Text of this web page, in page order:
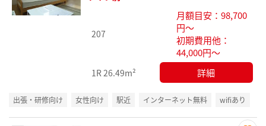
録
207
月額目安：98,700
円～
初期費用他：
44,000円～
1R 26.49m² 詳細
出張・研修向け 女性向け 駅近 インターネット無料 wifiあり